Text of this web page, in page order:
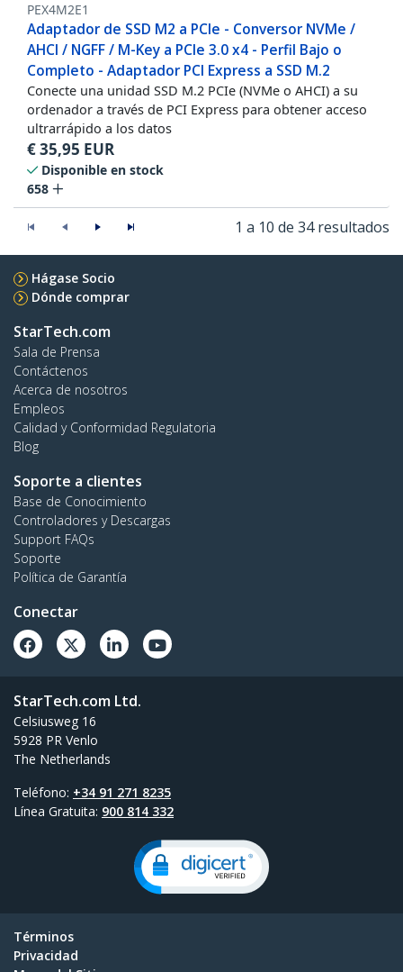
PEX4M2E1
Adaptador de SSD M2 a PCIe - Conversor NVMe /
AHCI / NGFF / M-Key a PCIe 3.0 x4 - Perfil Bajo o
Completo - Adaptador PCI Express a SSD M.2
Conecte una unidad SSD M.2 PCIe (NVMe o AHCI) a su
ordenador a través de PCI Express para obtener acceso
ultrarrápido a los datos
€35,95 EUR
Disponible en stock
658
1 a 10 de 34 resultados
Hágase Socio
Dónde comprar
StarTech.com
Sala de Prensa
Contáctenos
Acerca de nosotros
Empleos
Calidad y Conformidad Regulatoria
Blog
Soporte a clientes
Base de Conocimiento
Controladores y Descargas
Support FAQs
Soporte
Política de Garantía
Conectar
StarTech.com Ltd.
Celsiusweg 16
5928 PR Venlo
The Netherlands
Teléfono: +34 91 271 8235
Línea Gratuita: 900 814 332
Términos
Privacidad